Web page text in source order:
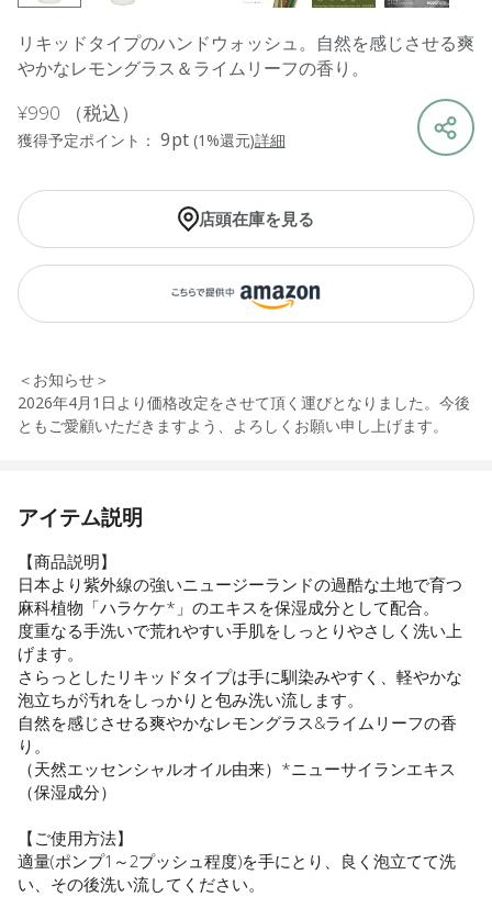
リキッドタイプのハンドウォッシュ。自然を感じさせる爽
やかなレモングラス＆ライムリーフの香り。
¥990 （税込）
獲得予定ポイント： 9pt (1%還元)詳細
店頭在庫を見る
＜お知らせ＞
2026年4月1日より価格改定をさせて頂く運びとなりました。今後
ともご愛顧いただきますよう、よろしくお願い申し上げます。
アイテム説明
【商品説明】
日本より紫外線の強いニュージーランドの過酷な土地で育つ
麻科植物「ハラケケ*」のエキスを保湿成分として配合。
度重なる手洗いで荒れやすい手肌をしっとりやさしく洗い上
げます。
さらっとしたリキッドタイプは手に馴染みやすく、軽やかな
泡立ちが汚れをしっかりと包み洗い流します。
自然を感じさせる爽やかなレモングラス&ライムリーフの香
り。
（天然エッセンシャルオイル由来）*ニューサイランエキス
（保湿成分）
【ご使用方法】
適量(ポンプ1～2プッシュ程度)を手にとり、良く泡立てて洗
い、その後洗い流してください。